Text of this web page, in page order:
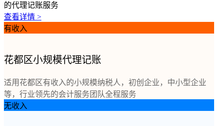
的代理记账服务
查看详情 >
有收入
花都区小规模代理记账
适用花都区有收入的小规模纳税人，初创企业，中小型企业
等，行业领先的会计服务团队全程服务
无收入